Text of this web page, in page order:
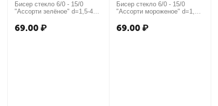
Бисер стекло 6/0 - 15/0
"Ассорти зелёное" d=1,5-4
69.00₽
Бисер стекло 6/0 - 15/0
"Ассорти мороженое" d=1,5-4
69.00₽